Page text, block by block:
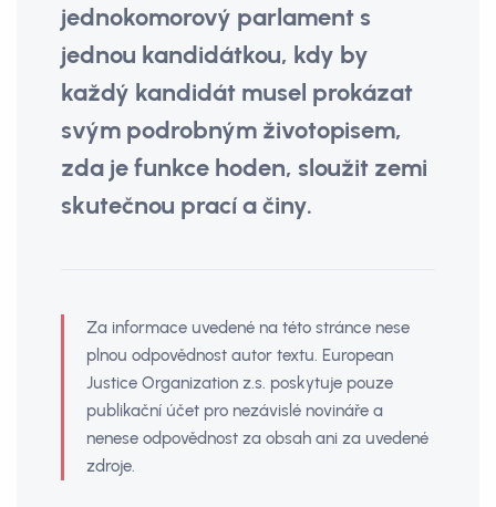
jednokomorový parlament s
jednou kandidátkou, kdy by
každý kandidát musel prokázat
svým podrobným životopisem,
zda je funkce hoden, sloužit zemi
skutečnou prací a činy.
Za informace uvedené na této stránce nese
plnou odpovědnost autor textu. European
Justice Organization z.s. poskytuje pouze
publikační účet pro nezávislé novináře a
nenese odpovědnost za obsah ani za uvedené
zdroje.